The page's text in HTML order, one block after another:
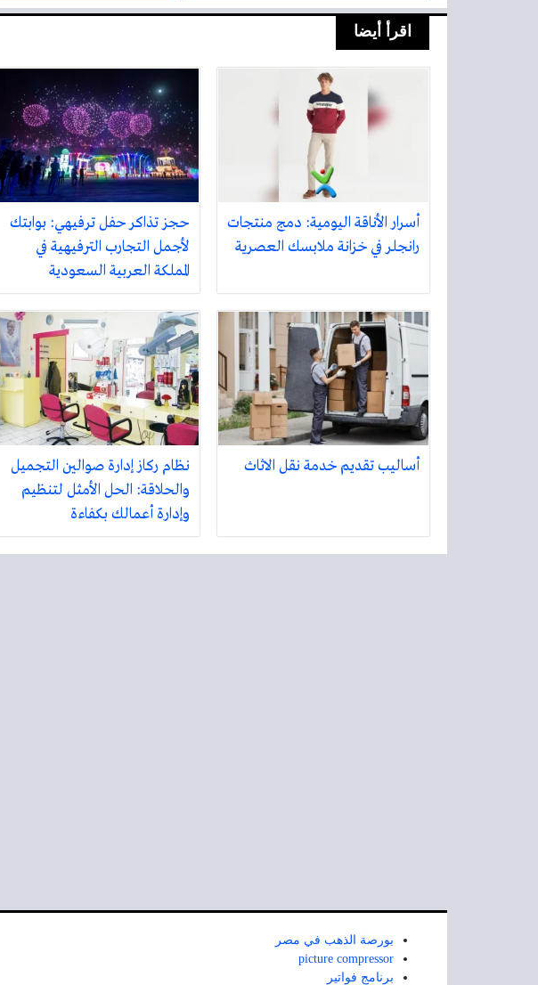
اقرأ أيضا
أسرار الأناقة اليومية: دمج منتجات
رانجلر في خزانة ملابسك العصرية
حجز تذاكر حفل ترفيهي: بوابتك
لأجمل التجارب الترفيهية في
المملكة العربية السعودية
أساليب تقديم خدمة نقل الاثاث
نظام ركاز إدارة صوالين التجميل
والحلاقة: الحل الأمثل لتنظيم
وإدارة أعمالك بكفاءة
بورصة الذهب في مصر
picture compressor
برنامج فواتير